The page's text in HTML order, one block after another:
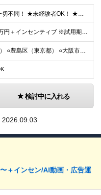
★学歴・経験、一切不問！ ★未経験者OK！ ★第二新卒も歓迎！ ＜人柄採用を実施中！＞ 弊社では、学歴や経験などは気にせず あなたの持ち前の人柄のみを重視しています。 堅苦しい雰囲気ではありません
⽉給30万円～50万円＋インセンティブ ※試⽤期間は2ケ⽉（正社員）⽉給25万円～ ☆インセンティブ有 ☆交通費全額支給
○新宿区（東京都） ○豊島区（東京都） ○大阪市（大阪府） ○福岡市（福岡県） ※あなたの経験やスキルに応じて面談時にて ご相談させていただきます。 ※研修先は、クライアント先での研修となります。
検討中に入れる
2026.09.03
＋インセン/AI動画・広告運